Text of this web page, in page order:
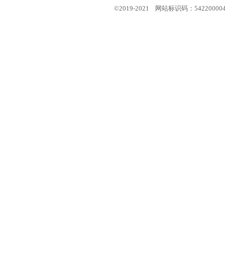
©2019-2021 网站标识码：